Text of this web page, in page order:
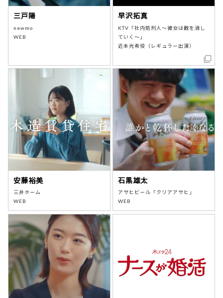
三戸陽
newmo
WEB
早沢拓真
KTV「社内処刑人～彼女は敵を消し
ていく～」
近本光希役（レギュラー出演）
安藤裕美
三井ホーム
WEB
石黒雄太
アサヒビール「クリアアサヒ」
WEB